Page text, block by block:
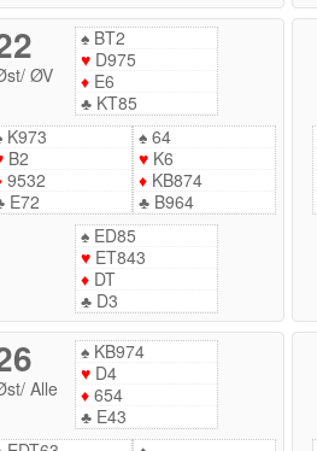
/ØV
♠BT2
♥D975
♦E6
♣KT85
K973
B2
9532
E72
♠64
♥K6
♦KB874
♣B964
♠ED85
♥ET843
♦DT
♣D3
/Alle
♠KB974
♥D4
♦654
♣E43